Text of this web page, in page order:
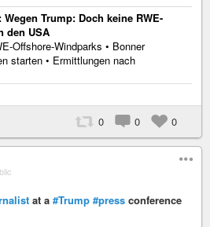
Trump: Doch keine RWE-
den USA
Offshore-Windparks • Bonner
starten • Ermittlungen nach
0 0 0
at a #Trump #press conference